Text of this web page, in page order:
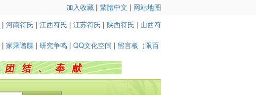
加入收藏 | 繁體中文 | 网站地图
| 河南符氏 | 江西符氏 | 江苏符氏 | 陕西符氏 | 山西符
| 家乘谱牒 | 研究争鸣 | QQ文化空间 | 留言板（限百